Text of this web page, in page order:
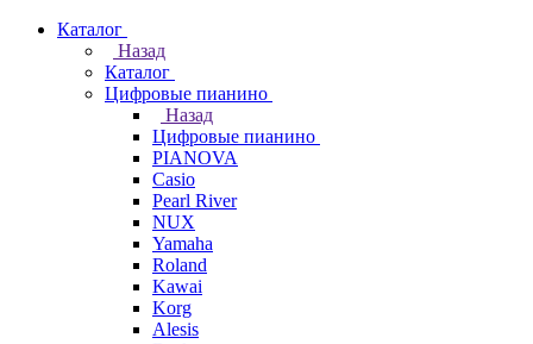
Каталог
Назад
Каталог
Цифровые пианино
Назад
Цифровые пианино
PIANOVA
Casio
Pearl River
NUX
Yamaha
Roland
Kawai
Korg
Alesis